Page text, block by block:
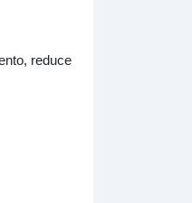
reduce